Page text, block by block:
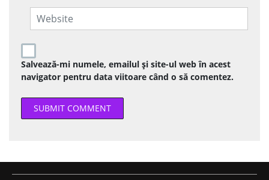
Salvează-mi numele, emailul și site-ul web în acest
navigator pentru data viitoare când o să comentez.